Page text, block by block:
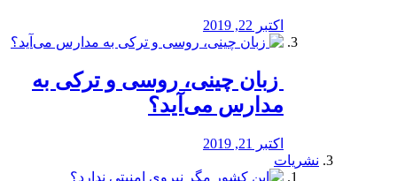
اکتبر 22, 2019
️ زبان چینی، روسی و ترکی به
مدارس می‌آید؟
اکتبر 21, 2019
نشریات